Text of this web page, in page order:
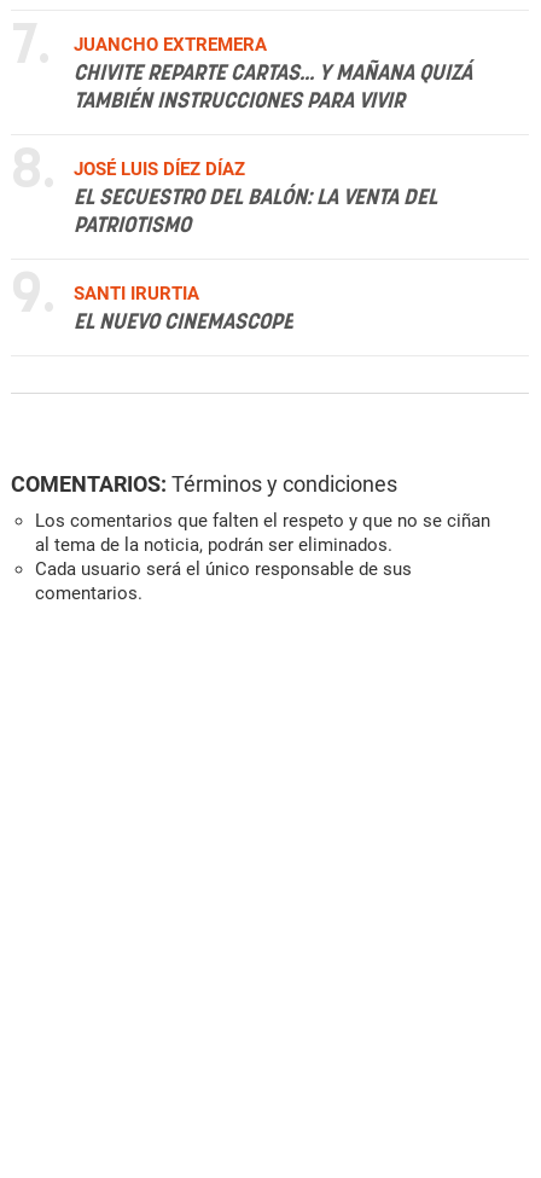
7.
JUANCHO EXTREMERA
CHIVITE REPARTE CARTAS... Y MAÑANA QUIZÁ
TAMBIÉN INSTRUCCIONES PARA VIVIR
8.
JOSÉ LUIS DÍEZ DÍAZ
EL SECUESTRO DEL BALÓN: LA VENTA DEL
PATRIOTISMO
9.
SANTI IRURTIA
EL NUEVO CINEMASCOPE
COMENTARIOS: Términos y condiciones
Los comentarios que falten el respeto y que no se ciñan
al tema de la noticia, podrán ser eliminados.
Cada usuario será el único responsable de sus
comentarios.